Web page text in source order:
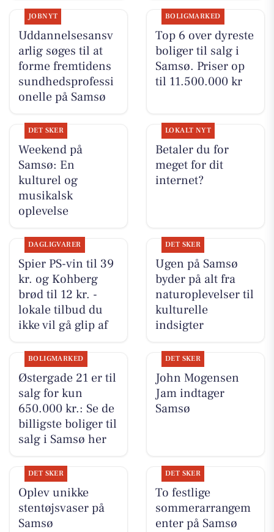
JOBNYT
Uddannelsesansv
arlig søges til at
forme fremtidens
sundhedsprofessi
onelle på Samsø
BOLIGMARKED
Top 6 over dyreste
boliger til salg i
Samsø. Priser op
til 11.500.000 kr
DET SKER
Weekend på
Samsø: En
kulturel og
musikalsk
oplevelse
LOKALT NYT
Betaler du for
meget for dit
internet?
DAGLIGVARER
Spier PS-vin til 39
kr. og Kohberg
brød til 12 kr. -
lokale tilbud du
ikke vil gå glip af
DET SKER
Ugen på Samsø
byder på alt fra
naturoplevelser til
kulturelle
indsigter
BOLIGMARKED
Østergade 21 er til
salg for kun
650.000 kr.: Se de
billigste boliger til
salg i Samsø her
DET SKER
John Mogensen
Jam indtager
Samsø
DET SKER
Oplev unikke
stentøjsvaser på
Samsø
DET SKER
To festlige
sommerarrangem
enter på Samsø